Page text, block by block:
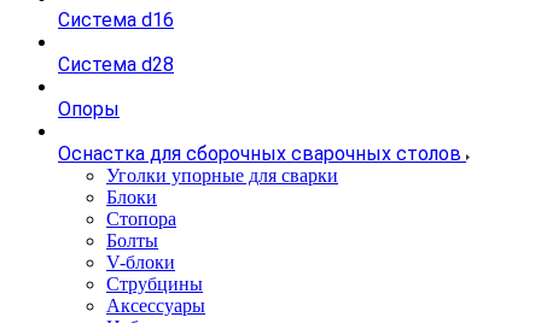
Система d16
Система d28
Опоры
Оснастка для сборочных сварочных столов
Уголки упорные для сварки
Блоки
Стопора
Болты
V-блоки
Струбцины
Аксессуары